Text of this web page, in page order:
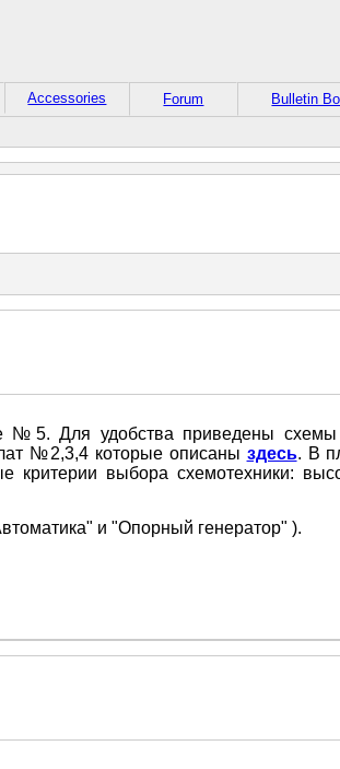
Accessories Forum Bulletin
Для удобства приведены схемы
№2,3,4 которые описаны здесь. В
критерии выбора схемотехники:
и "Опорный генератор" ).